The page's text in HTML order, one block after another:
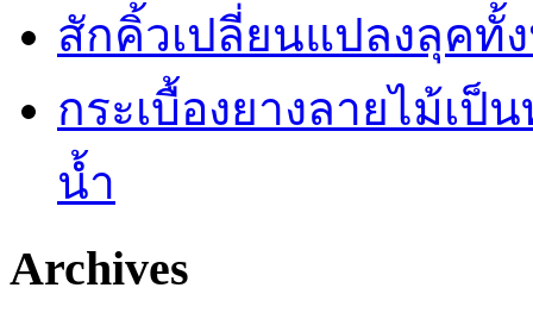
สักคิ้วเปลี่ยนแปลงลุคทั้
กระเบื้องยางลายไม้เ
น้ำ
Archives